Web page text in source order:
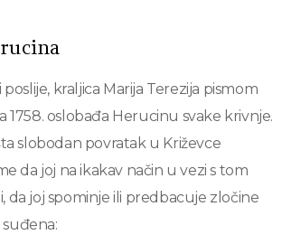
kraljica Marija Terezija pismom
1758. oslobađa Herucinu svake krivnje.
slobodan povratak u Križevce
da joj na ikakav način u vezi s tom
da joj spominje ili predbacuje zločine